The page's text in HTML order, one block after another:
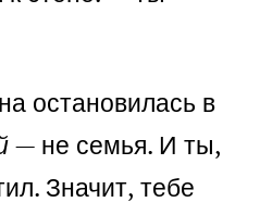
остановилась в
— не семья. И ты,
Значит, тебе